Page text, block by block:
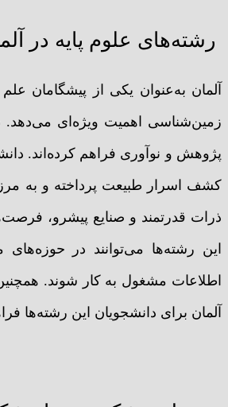
رشته‌های علوم پایه در
آلمان به‌عنوان یکی از پیشگامان
زمین‌شناسی اهمیت ویژه‌ای می‌دهد.
پژوهش و نوآوری فراهم کرده‌اند.
کشف اسرار طبیعت پرداخته و به
ذرات قدرتمند و صنایع پیشرو،
این رشته‌ها می‌توانند در
اطلاعات مشغول به کار شوند.
آلمان برای دانشجویان این رشته‌ها